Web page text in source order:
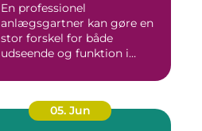
En professionel
anlægsgartner kan gøre en
stor forskel for både
udseende og funktion i
05. Jun